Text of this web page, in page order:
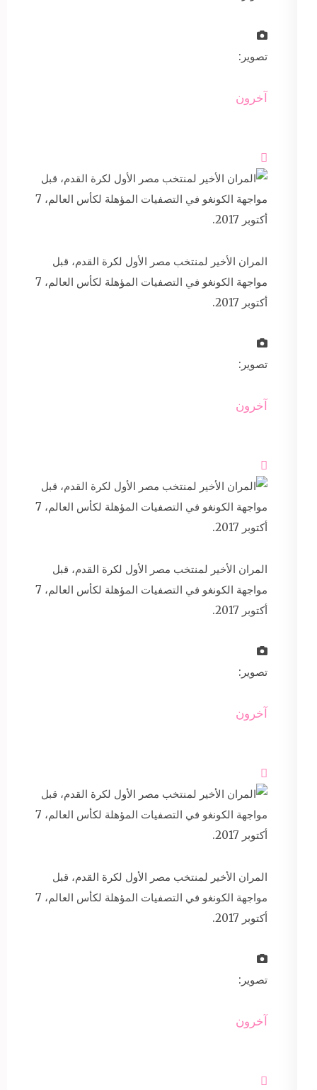
تصوير:
آخرون

المران الأخير لمنتخب مصر الأول لكرة القدم، قبل
مواجهة الكونغو في التصفيات المؤهلة لكأس العالم، 7
أكتوبر 2017.
تصوير:
آخرون

المران الأخير لمنتخب مصر الأول لكرة القدم، قبل
مواجهة الكونغو في التصفيات المؤهلة لكأس العالم، 7
أكتوبر 2017.
تصوير:
آخرون

المران الأخير لمنتخب مصر الأول لكرة القدم، قبل
مواجهة الكونغو في التصفيات المؤهلة لكأس العالم، 7
أكتوبر 2017.
تصوير:
آخرون
